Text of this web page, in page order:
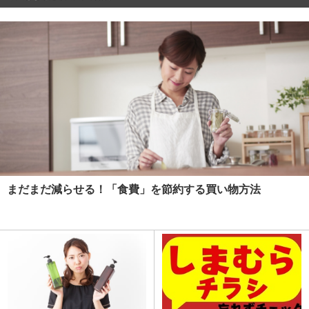
まだまだ減らせる！「食費」を節約する買い物方法